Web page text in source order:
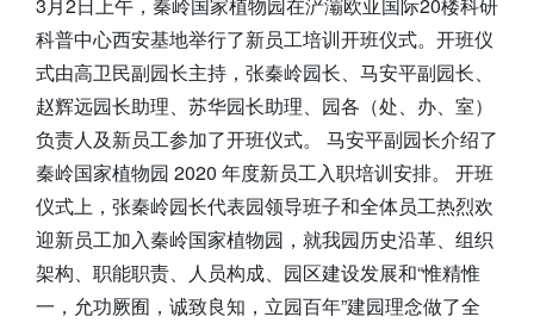
科普中心西安基地举行了新员工培训开班仪式。开班仪
式由高卫民副园长主持，张秦岭园长、马安平副园长、
赵辉远园长助理、苏华园长助理、园各（处、办、室）
负责人及新员工参加了开班仪式。 马安平副园长介绍了
秦岭国家植物园 2020 年度新员工入职培训安排。 开班
仪式上，张秦岭园长代表园领导班子和全体员工热烈欢
迎新员工加入秦岭国家植物园，就我园历史沿革、组织
架构、职能职责、人员构成、园区建设发展和“惟精惟
一，允功厥囿，诚致良知，立园百年”建园理念做了全